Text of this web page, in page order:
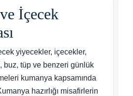
İçecek
yiyecekler, içecekler,
buz, tüp ve benzeri günlük
kumanya kapsamında
hazırlığı misafirlerin